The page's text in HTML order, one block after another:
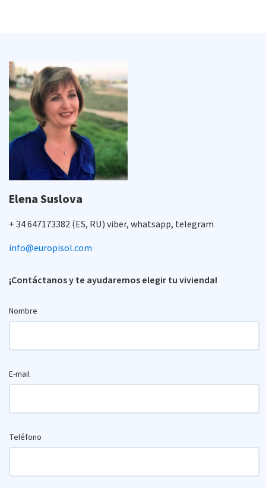
Elena Suslova
+ 34 647173382 (ES, RU) viber, whatsapp, telegram
info@europisol.com
¡Contáctanos y te ayudaremos elegir tu vivienda!
Nombre
E-mail
Teléfono